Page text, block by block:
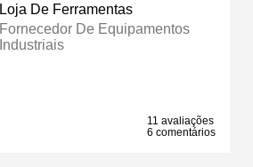
Loja De Ferramentas
Fornecedor De Equipamentos
Industriais
11 avaliações
6 comentários